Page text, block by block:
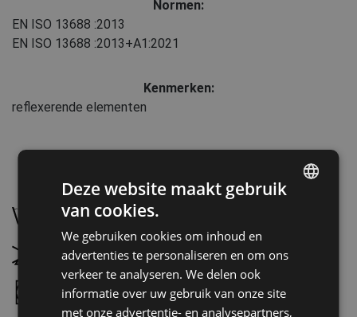
Normen:
EN ISO 13688 :2013
EN ISO 13688 :2013+A1:2021
Kenmerken:
reflexerende elementen
Onderhoud:
Wassen op 40 °C, normaal wasproces
Niet bleken
Droogtrommel mogelijk, lage temperatuur
CZECH
SLOVAK
Deze website maakt gebruik
van cookies.
We gebruiken cookies om inhoud en
advertenties te personaliseren en om ons
verkeer te analyseren. We delen ook
informatie over uw gebruik van onze site
met onze advertentie- en analysepartners,